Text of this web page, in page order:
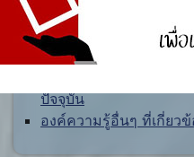
องค์ความรู้ที่สนับสนุน
ขององค์กร
องค์ความรู้จากประสบก
ปัจจุบัน
องค์ความรู้อื่นๆ ที่เกี่ยว